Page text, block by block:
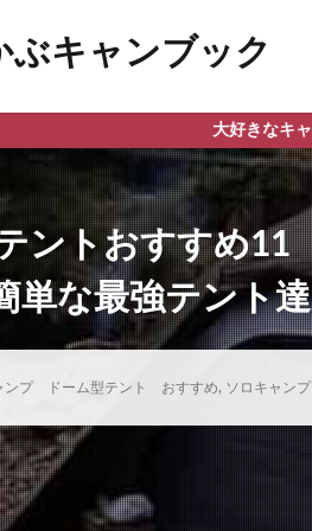
ぶキャンブック
大好きなキャンプのこと、気に
ントおすすめ11
な最強テント
ンプ ドーム型テント おすすめ, ソロキャン